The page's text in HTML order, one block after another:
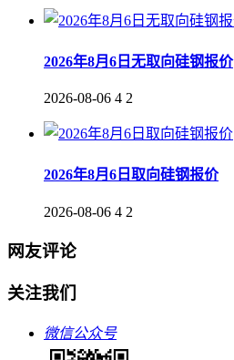
2026年8月6日无取向硅钢报价
2026-08-06 4 2
2026年8月6日取向硅钢报价
2026-08-06 4 2
网友评论
关注我们
微信公众号